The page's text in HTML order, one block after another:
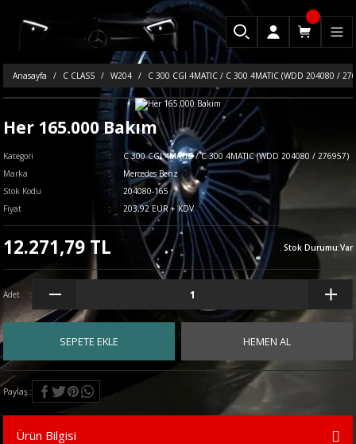
Anasayfa C CLASS W204 C 300 CGI 4MATIC / C 300 4MATIC (WDD 204080 /
Her 165.000 Bakım
Kategori
C 300 CGI 4MATIC / C 300 4MATIC (WDD 204080 / 276957)
Marka
Mercedes Benz
Stok Kodu
204080-165
Fiyat
203,92 EUR + KDV
12.271,79 TL Stok Durumu:Var
Adet
SEPETE EKLE HEMEN AL
Paylaş
Ürün Bilgisi